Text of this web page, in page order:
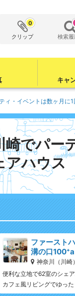
クリップ
0
検索
キャ
ィ・イベントは数ヶ月に
崎でパー
アハウス
ファースト
溝の口100⁺a
神奈川（川崎）
便利な立地で62室のシェ
カフェ風リビングでゆった